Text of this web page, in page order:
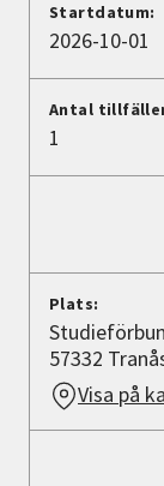
Lyssna
Startdatum:
2026-10-01
Antal
1
Plats:
57332
Visa på